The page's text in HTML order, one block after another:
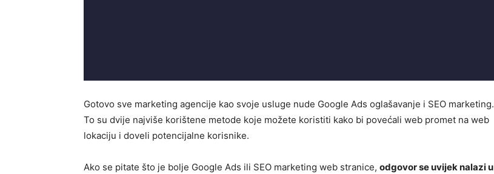
Gotovo sve marketing agencije kao svoje usluge nude Google Ads oglašavanje i SEO marketing.
To su dvije najviše korištene metode koje možete koristiti kako bi povećali web promet na web
lokaciju i doveli potencijalne korisnike.
Ako se pitate što je bolje Google Ads ili SEO marketing web stranice, odgovor se uvijek nalazi u